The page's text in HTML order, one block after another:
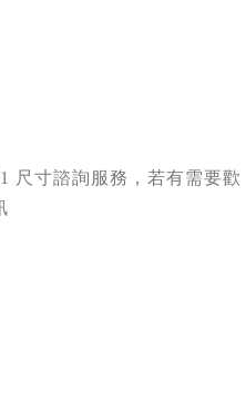
尺寸諮詢服務，若有需要歡